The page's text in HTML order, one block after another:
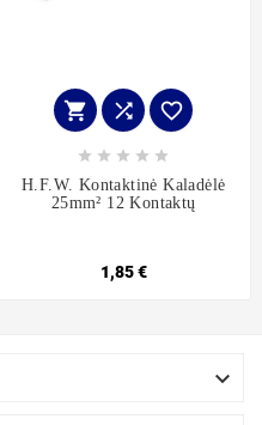
  
    
H.F.W. Kontaktinė Kaladėlė
25mm² 12 Kontaktų
1,85 €
